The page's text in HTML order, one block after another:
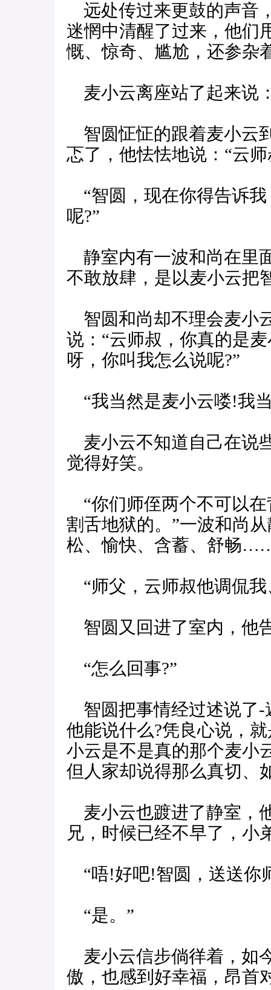
远处传过来更鼓的声音
迷惘中清醒了过来，他们
慨、惊奇、尴尬，还参杂
麦小云离座站了起来说
智圆怔怔的跟着麦小云
忑了，他怯怯地说：“云
“智圆，现在你得告诉我
呢?”
静室内有一波和尚在里
不敢放肆，是以麦小云把
智圆和尚却不理会麦小
说：“云师叔，你真的是
呀，你叫我怎么说呢?”
“我当然是麦小云喽!我
麦小云不知道自己在说
觉得好笑。
“你们师侄两个不可以
割舌地狱的。”一波和尚
松、愉快、含蓄、舒畅
“师父，云师叔他调侃我
智圆又回进了室内，他
“怎么回事?”
智圆把事情经过述说了-
他能说什么?凭良心说，
小云是不是真的那个麦小
但人家却说得那么真切、
麦小云也踱进了静室，
兄，时候已经不早了，小
“唔!好吧!智圆，送送你
“是。”
麦小云信步倘徉着，如
傲，也感到好幸福，昂